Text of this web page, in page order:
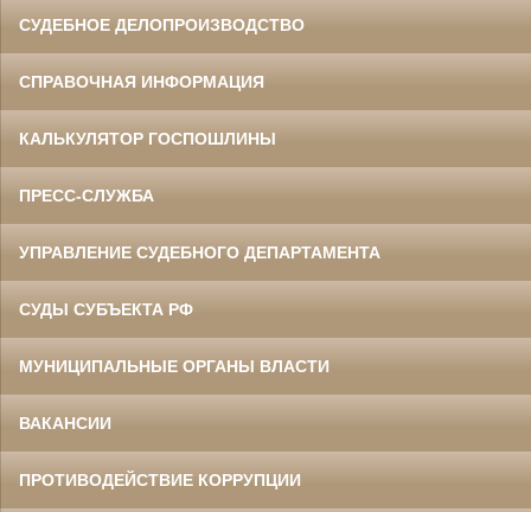
СУДЕБНОЕ ДЕЛОПРОИЗВОДСТВО
СПРАВОЧНАЯ ИНФОРМАЦИЯ
КАЛЬКУЛЯТОР ГОСПОШЛИНЫ
ПРЕСС-СЛУЖБА
УПРАВЛЕНИЕ СУДЕБНОГО ДЕПАРТАМЕНТА
СУДЫ СУБЪЕКТА РФ
МУНИЦИПАЛЬНЫЕ ОРГАНЫ ВЛАСТИ
ВАКАНСИИ
ПРОТИВОДЕЙСТВИЕ КОРРУПЦИИ